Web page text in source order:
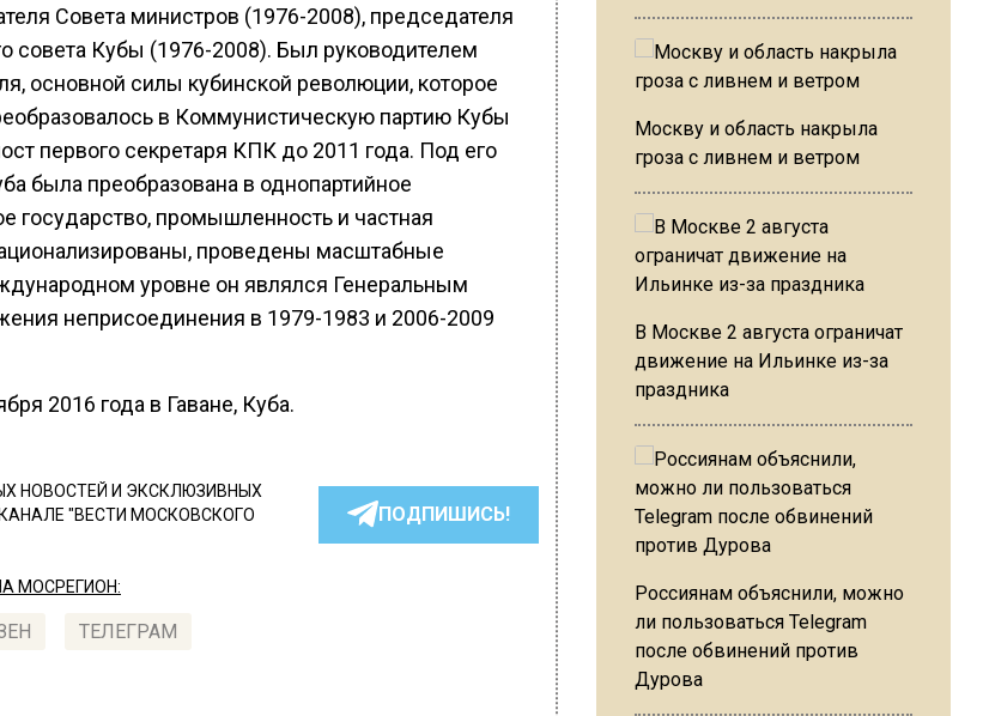
Совета министров (1976-2008), председателя
совета Кубы (1976-2008). Был руководителем
основной силы кубинской революции, которое
в Коммунистическую партию Кубы
первого секретаря КПК до 2011 года. Под его
была преобразована в однопартийное
государство, промышленность и частная
проведены масштабные
уровне он являлся Генеральным
неприсоединения в 1979-1983 и 2006-2009
2016 года в Гаване, Куба.
НОВОСТЕЙ И ЭКСКЛЮЗИВНЫХ
"ВЕСТИ МОСКОВСКОГО
ПОДПИШИСЬ!
МОСРЕГИОН:
ТЕЛЕГРАМ
Москву и область накрыла
гроза с ливнем и ветром
В Москве 2 августа ограничат
движение на Ильинке из-за
праздника
Россиянам объяснили, можно
ли пользоваться Telegram
после обвинений против
Дурова